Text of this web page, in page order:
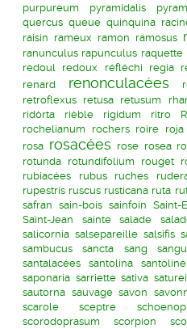
purpureum
pyramidalis
quercus queue quinquina
raisin rameux ramon ramosus
ranunculus rapunculus raquette
redoul redoux réfléchi regia
renard
renonculacées
retroflexus retusa retusum
ridòrta
rièble rigidum ritro
rochelianum
rochers roire roja
rosa rosacées rose rosea
rotunda rotundifolium rouget
rubiacées
rubus ruches
rupestris ruscus rusticana ruta
safran sain-bois sainfoin Saint-
Saint-Jean
sainte salade
salicornia salsepareille salsifis
sambucus
sancta sang
santalacées
santolina santoline
saponaria sarriette sativa
sautorna sauvage savon
scarole
sceptre
scorodoprasum
scorpion